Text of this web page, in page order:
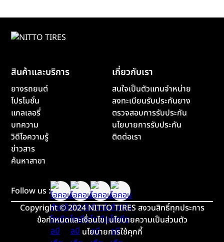
สินค้าและบริการ
ยางรถยนต์
โปรโมชั่น
แกลเลอรี่
บทความ
วิดีโอความรู้
ข่าวสาร
ค้นหาสาขา
เกี่ยวกับเรา
สนใจเป็นตัวแทนจำหน่าย
ลงทะเบียนรับประกันยาง
ตรวจสอบการรับประกัน
นโยบายการรับประกัน
ติดต่อเรา
Follow us :
Copyright©2024 NITTO TIRES สงวนสิทธิ์ทุกประการ
ข้อกำหนดและเงื่อนไข|นโยบายความเป็นส่วนตัว
นโยบายการใช้คุกกี้